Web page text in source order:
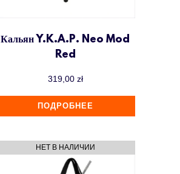
Кальян Y.K.A.P. Neo Mod
Red
319,00 zł
ПОДРОБНЕЕ